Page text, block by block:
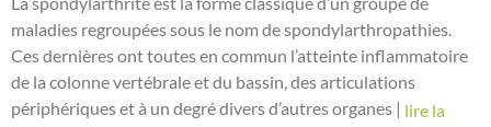
maladies regroupées sous le nom de spondylarthropathies.
Ces dernières ont toutes en commun l’atteinte inflammatoire
de la colonne vertébrale et du bassin, des articulations
périphériques et à un degré divers d’autres organes | lire la